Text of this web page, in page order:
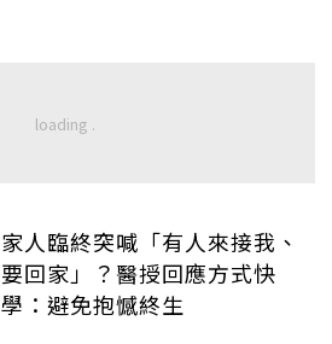
家人臨終突喊「有人來接我、
要回家」？醫授回應方式快
學：避免抱憾終生